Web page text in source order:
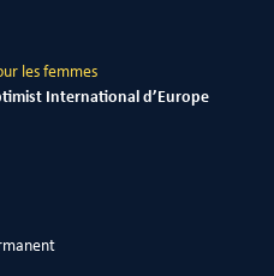
les femmes
International d’Europe